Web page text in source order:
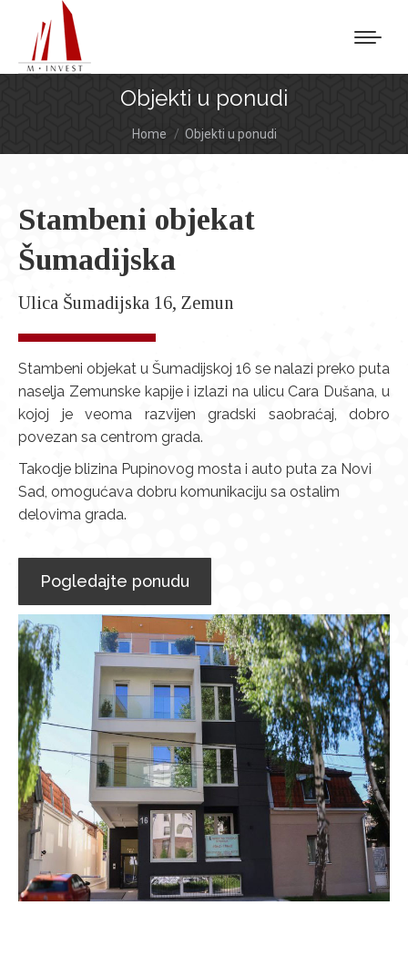
Objekti u ponudi
You are here:
Home Objekti u ponudi
Stambeni objekat
Šumadijska
Ulica Šumadijska 16, Zemun
Stambeni objekat u Šumadijskoj 16 se nalazi preko puta
naselja Zemunske kapije i izlazi na ulicu Cara Dušana, u
kojoj je veoma razvijen gradski saobraćaj, dobro
povezan sa centrom grada.
Takodje blizina Pupinovog mosta i auto puta za Novi
Sad, omogućava dobru komunikaciju sa ostalim
delovima grada.
Pogledajte ponudu